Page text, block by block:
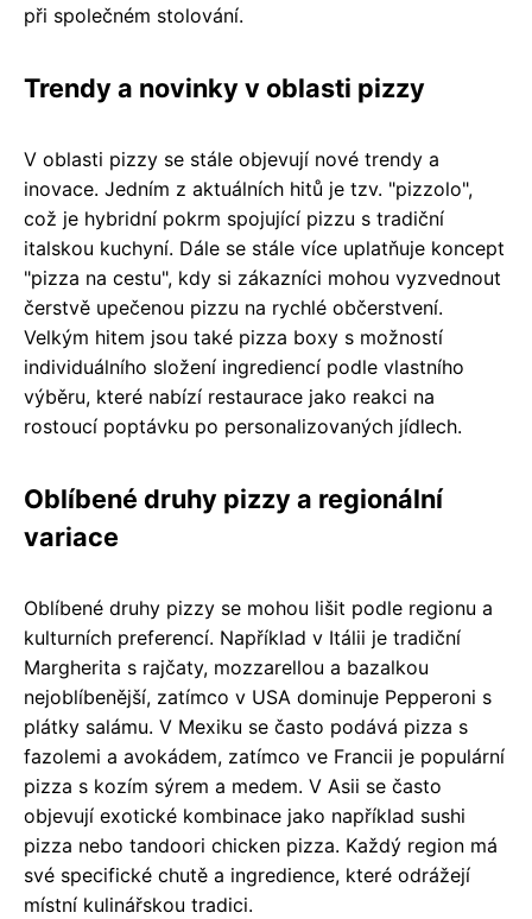
při společném stolování.
Trendy a novinky v oblasti pizzy
V oblasti pizzy se stále objevují nové trendy a
inovace. Jedním z aktuálních hitů je tzv. "pizzolo",
což je hybridní pokrm spojující pizzu s tradiční
italskou kuchyní. Dále se stále více uplatňuje koncept
"pizza na cestu", kdy si zákazníci mohou vyzvednout
čerstvě upečenou pizzu na rychlé občerstvení.
Velkým hitem jsou také pizza boxy s možností
individuálního složení ingrediencí podle vlastního
výběru, které nabízí restaurace jako reakci na
rostoucí poptávku po personalizovaných jídlech.
Oblíbené druhy pizzy a regionální
variace
Oblíbené druhy pizzy se mohou lišit podle regionu a
kulturních preferencí. Například v Itálii je tradiční
Margherita s rajčaty, mozzarellou a bazalkou
nejoblíbenější, zatímco v USA dominuje Pepperoni s
plátky salámu. V Mexiku se často podává pizza s
fazolemi a avokádem, zatímco ve Francii je populární
pizza s kozím sýrem a medem. V Asii se často
objevují exotické kombinace jako například sushi
pizza nebo tandoori chicken pizza. Každý region má
své specifické chutě a ingredience, které odrážejí
místní kulinářskou tradici.